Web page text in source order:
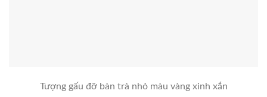
Tượng gấu đỡ bàn trà nhỏ màu vàng xinh xắn